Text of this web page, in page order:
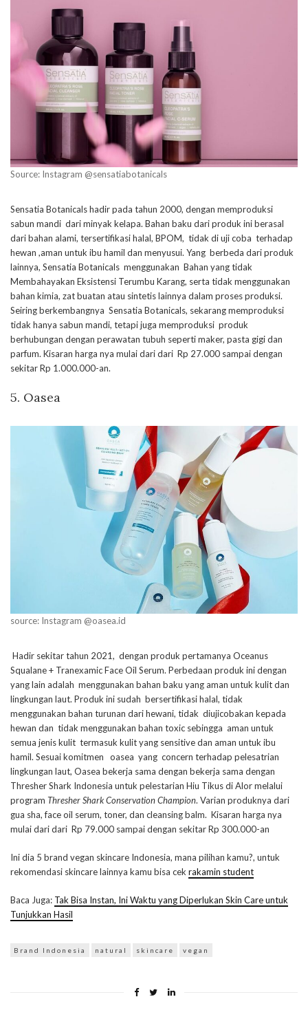
Source: Instagram @sensatiabotanicals
Sensatia Botanicals hadir pada tahun 2000, dengan memproduksi
sabun mandi dari minyak kelapa. Bahan baku dari produk ini berasal
dari bahan alami, tersertifikasi halal, BPOM, tidak di uji coba terhadap
hewan ,aman untuk ibu hamil dan menyusui. Yang berbeda dari produk
lainnya, Sensatia Botanicals menggunakan Bahan yang tidak
Membahayakan Eksistensi Terumbu Karang, serta tidak menggunakan
bahan kimia, zat buatan atau sintetis lainnya dalam proses produksi.
Seiring berkembangnya Sensatia Botanicals, sekarang memproduksi
tidak hanya sabun mandi, tetapi juga memproduksi produk
berhubungan dengan perawatan tubuh seperti maker, pasta gigi dan
parfum. Kisaran harga nya mulai dari dari Rp 27.000 sampai dengan
sekitar Rp 1.000.000-an.
5. Oasea
source: Instagram @oasea.id
Hadir sekitar tahun 2021, dengan produk pertamanya Oceanus
Squalane + Tranexamic Face Oil Serum. Perbedaan produk ini dengan
yang lain adalah menggunakan bahan baku yang aman untuk kulit dan
lingkungan laut. Produk ini sudah bersertifikasi halal, tidak
menggunakan bahan turunan dari hewani, tidak diujicobakan kepada
hewan dan tidak menggunakan bahan toxic sebingga aman untuk
semua jenis kulit termasuk kulit yang sensitive dan aman untuk ibu
hamil. Sesuai komitmen oasea yang concern terhadap pelesatrian
lingkungan laut, Oasea bekerja sama dengan bekerja sama dengan
Thresher Shark Indonesia untuk pelestarian Hiu Tikus di Alor melalui
program Thresher Shark Conservation Champion. Varian produknya dari
gua sha, face oil serum, toner, dan cleansing balm. Kisaran harga nya
mulai dari dari Rp 79.000 sampai dengan sekitar Rp 300.000-an
Ini dia 5 brand vegan skincare Indonesia, mana pilihan kamu?, untuk
rekomendasi skincare lainnya kamu bisa cek rakamin student
Baca Juga: Tak Bisa Instan, Ini Waktu yang Diperlukan Skin Care untuk
Tunjukkan Hasil
Brand Indonesia natural skincare vegan